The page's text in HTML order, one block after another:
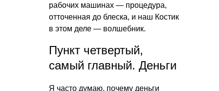
рабочих машинах — процедура,
отточенная до блеска, и наш Костик
в этом деле — волшебник.
Пункт четвертый,
самый главный. Деньги
Я часто думаю, почему деньги